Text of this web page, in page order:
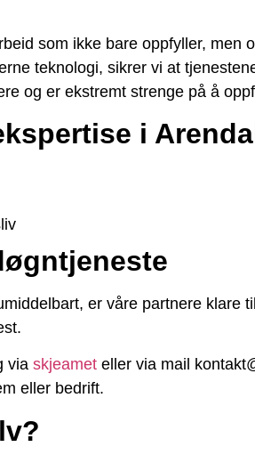
som ikke bare oppfyller, men
teknologi, sikrer vi at
og er ekstremt strenge på å
i
er våre partnere klare
via skjeamet eller via mail
eller bedrift.